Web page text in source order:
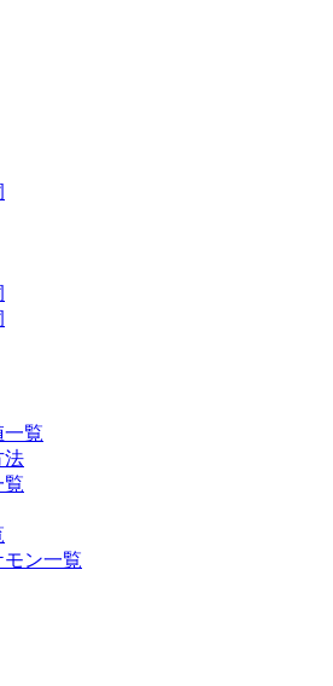
一覧
法
覧
ン一覧